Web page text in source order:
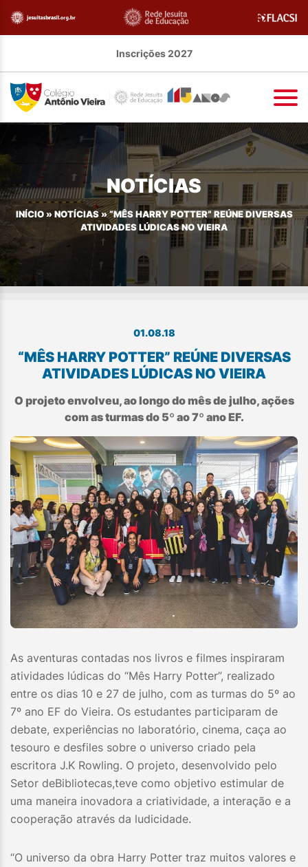
Inscrições 2027
NOTÍCIAS
INÍCIO» NOTÍCIAS»“MÊS HARRY POTTER” REÚNE DIVERSAS
ATIVIDADES LÚDICAS NO VIEIRA
01.08.18
“MÊS HARRY POTTER” REÚNE DIVERSAS
ATIVIDADES LÚDICAS NO VIEIRA
O projeto envolveu, ao longo do mês de julho, ações
com as turmas do 5º ao 7º ano EF.
As aventuras contadas nos livros e filmes inspiraram
atividades lúdicas do “Mês Harry Potter”, realizado
entre os dias 10 e 27 de julho, com as turmas do 5º ao
7º ano EF do Vieira. Os estudantes participaram de
debate, experiências no laboratório, cinema, caça ao
tesouro e desfiles sobre o universo criado pela
escritora J.K Rowling. O projeto, desenvolvido pelo
Setor deBibliotecas,teve como objetivo estimular de
uma maneira inovadora a criatividade, a interação e a
cooperação através da ludicidade.
“O universo da obra Harry Potter traz muitos valores e